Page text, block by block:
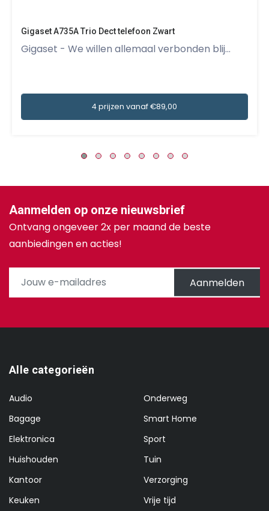
Gigaset A735A Trio Dect telefoon Zwart
Gigaset - We willen allemaal verbonden blij...
4 prijzen vanaf €89,00
Aanmelden op onze nieuwsbrief
Ontvang ongeveer 2x per maand de beste
aanbiedingen en acties!
Aanmelden
Alle categorieën
Audio
Bagage
Elektronica
Huishouden
Kantoor
Keuken
Onderweg
Smart Home
Sport
Tuin
Verzorging
Vrije tijd